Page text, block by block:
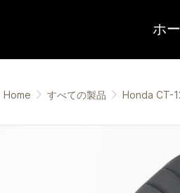
ホ
Home すべての製品 Honda CT-